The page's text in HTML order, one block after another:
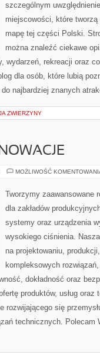
szczególnym
miejscowości, które
mapę tej części Polski.
można znaleźć ciekawe
wydarzeń, rekreacji oraz
dla osób, które lubią
do najbardziej znanych
ZWIERZYNY
MOŻLIWOŚĆ
Tworzymy zaawansowane
dla zakładów
systemy oraz urządzenia
wysokiego ciśnienia.
na projektowaniu,
kompleksowych
dokładność oraz
produktów, usług oraz
rozwijającego się
technicznych. Polecam